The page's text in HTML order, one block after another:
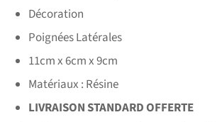
Décoration
Poignées Latérales
11cm x 6cm x 9cm
Matériaux : Résine
LIVRAISON STANDARD OFFERTE